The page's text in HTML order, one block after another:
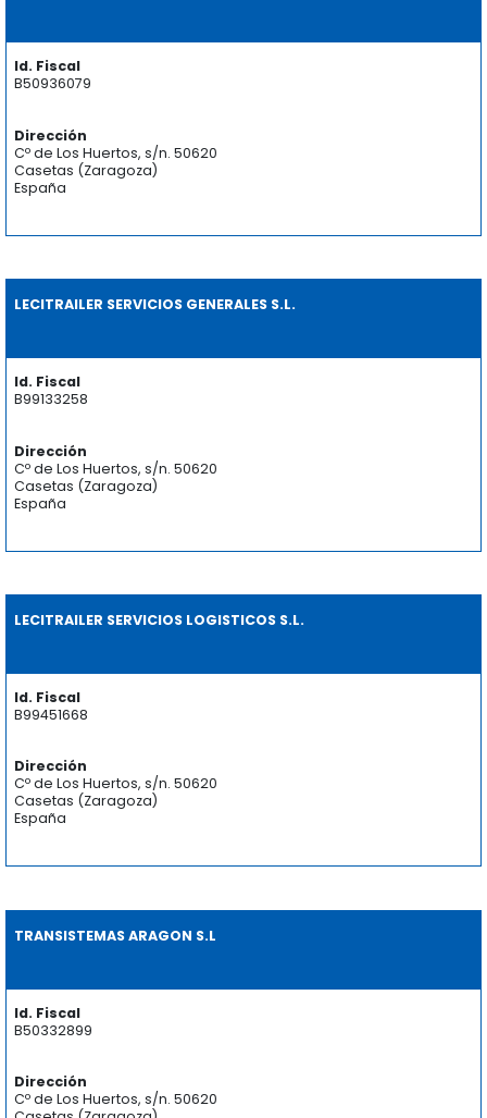
Id. Fiscal
B50936079
Dirección
Cº de Los Huertos, s/n. 50620
Casetas (Zaragoza)
España
LECITRAILER SERVICIOS GENERALES S.L.
Id. Fiscal
B99133258
Dirección
Cº de Los Huertos, s/n. 50620
Casetas (Zaragoza)
España
LECITRAILER SERVICIOS LOGISTICOS S.L.
Id. Fiscal
B99451668
Dirección
Cº de Los Huertos, s/n. 50620
Casetas (Zaragoza)
España
TRANSISTEMAS ARAGON S.L
Id. Fiscal
B50332899
Dirección
Cº de Los Huertos, s/n. 50620